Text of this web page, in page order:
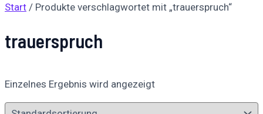
Start / Produkte verschlagwortet mit „trauerspruch“
trauerspruch
Einzelnes Ergebnis wird angezeigt